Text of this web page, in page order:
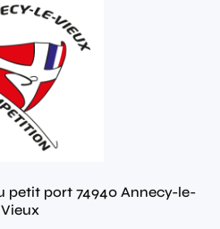
petit port 74940 Annecy-le-
Vieux